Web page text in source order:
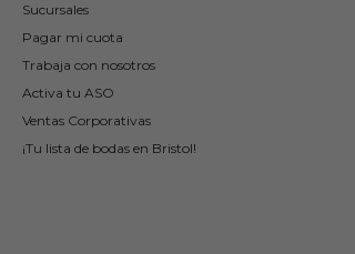
Sucursales
Pagar mi cuota
Trabaja con nosotros
Activa tu ASO
Ventas Corporativas
¡Tu lista de bodas en Bristol!